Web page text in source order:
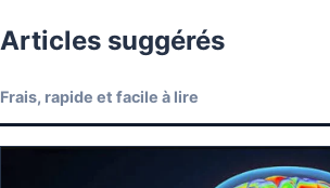
Articles suggérés
Frais, rapide et facile à lire